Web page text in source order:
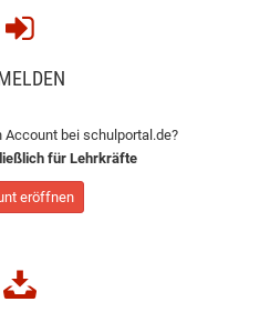
Account bei schulportal.de?
für Lehrkräfte
eröffnen